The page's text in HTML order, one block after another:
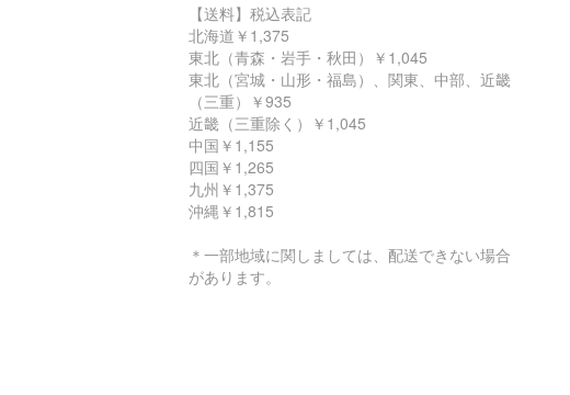
【送料】税込表記
北海道￥1,375
東北（青森・岩手・秋田）￥1,045
東北（宮城・山形・福島）、関東、中部、近畿
（三重）￥935
近畿（三重除く）￥1,045
中国￥1,155
四国￥1,265
九州￥1,375
沖縄￥1,815
＊一部地域に関しましては、配送できない場合
があります。